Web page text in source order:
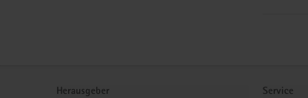
Herausgeber Service